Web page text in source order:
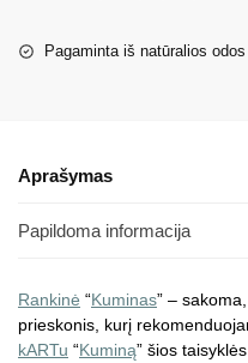
Pagaminta iš natūralios odos
Aprašymas
Papildoma informacija
Rankinė “Kuminas” –
prieskonis, kurį
kARTu “Kuminą” šios